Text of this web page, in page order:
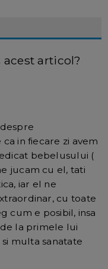
articol?
in fiecare zi avem
bebelusului (
jucam cu el, tati
iar el ne
cu toate
cum e posibil, insa
la primele lui
si multa sanatate